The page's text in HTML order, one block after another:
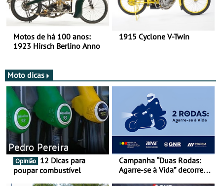
Motos de há 100 anos:
1923 Hirsch Berlino Anno
1915 Cyclone V-Twin
Moto dicas
Pedro Pereira
Opinião
poupar combustível
Campanha “Duas Rodas:
Agarre-se à Vida” decorre